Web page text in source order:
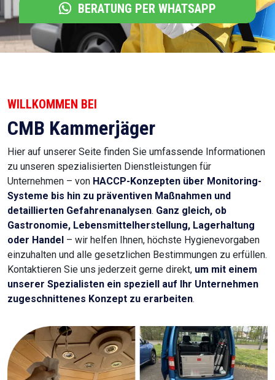
BERATUNG PER WHATSAPP
WILLKOMMEN BEI
CMB Kammerjäger
Hier auf unserer Seite finden Sie umfassende Informationen
zu unseren spezialisierten Dienstleistungen für
Unternehmen – von HACCP-Konzepten über Monitoring-
Systeme bis hin zu präventiven Maßnahmen und
detaillierten Gefahrenanalysen. Ganz gleich, ob
Gastronomie, Lebensmittelherstellung, Lagerhaltung
oder Handel – wir helfen Ihnen, höchste Hygienevorgaben
einzuhalten und alle gesetzlichen Bestimmungen zu erfüllen.
Kontaktieren Sie uns jederzeit gerne direkt, um mit einem
unserer Spezialisten ein speziell auf Ihr Unternehmen
zugeschnittenes Konzept zu erarbeiten.